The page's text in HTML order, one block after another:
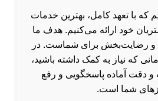
که با تعهد کامل، بهترین خدمات
خود ارائه می‌کنیم. هدف ما
و رضایت‌بخش برای شماست. در
که نیاز به کمک داشته باشید،
و دقت آماده پاسخگویی و رفع
شما است.